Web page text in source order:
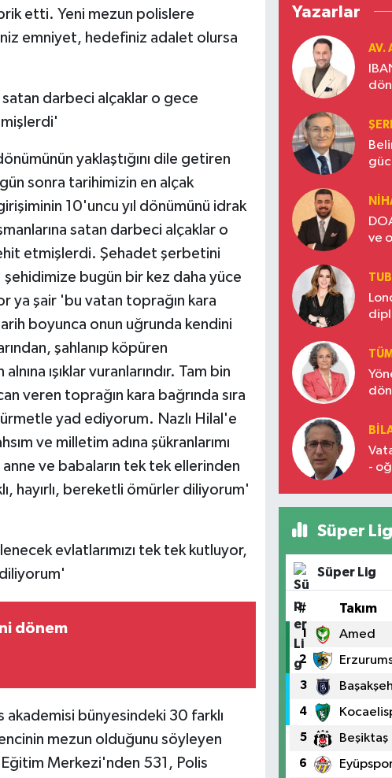
etti. Yeni mezun polislere
emniyet, hedefiniz adalet olursa
satan darbeci alçaklar o gece
yaklaştığını dile getiren
sonra tarihimizin en alçak
10'uncu yıl dönümünü idrak
satan darbeci alçaklar o
etmişlerdi. Şehadet şerbetini
bugün bir kez daha yüce
ya şair 'bu vatan toprağın kara
boyunca onun uğrunda kendini
şahlanıp köpüren
ışıklar vuranlarındır. Tam bin
veren toprağın kara bağrında sıra
yad ediyorum. Nazlı Hilal'e
ve milletim adına şükranlarımı
ve babaların tek tek ellerinden
hayırlı, bereketli ömürler diliyorum'
evlatlarımızı tek tek kutluyor,
dönem
bünyesindeki 30 farklı
mezun olduğunu söyleyen
Merkezi'nden 531, Polis
Yazarlar
AV.
ve
-
Süper
Süper Lig
# Takım
1 Amed
2
3
4
5 Beşiktaş
6